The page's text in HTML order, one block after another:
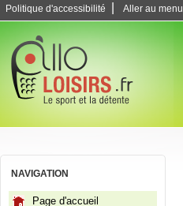
Politique d'accessibilité Aller au menu
NAVIGATION
Page d'accueil